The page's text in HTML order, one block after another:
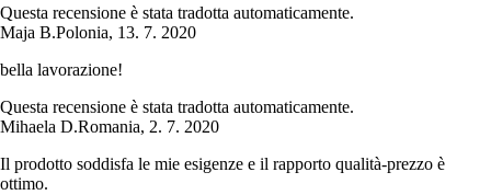
Questa recensione è stata tradotta automaticamente.
Maja B.Polonia, 13. 7. 2020
bella lavorazione!
Questa recensione è stata tradotta automaticamente.
Mihaela D.Romania, 2. 7. 2020
Il prodotto soddisfa le mie esigenze e il rapporto qualità-prezzo è
ottimo.